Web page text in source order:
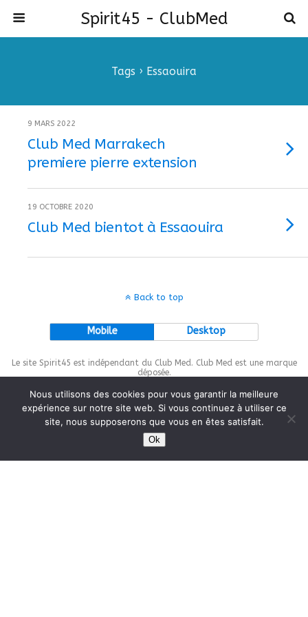
Spirit45 - ClubMed
Tags › Essaouira
9 MARS 2022
Club Med Marrakech
premiere pierre extension
19 OCTOBRE 2020
Club Med bientot à Essaouira
Back to top
Mobile Desktop
Le site Spirit45 est indépendant du Club Med. Club Med est une marque
déposée.
This site is protected bywp-copyrightpro.com
Nous utilisons des cookies pour vous garantir la meilleure
expérience sur notre site web. Si vous continuez à utiliser ce
site, nous supposerons que vous en êtes satisfait.
Ok